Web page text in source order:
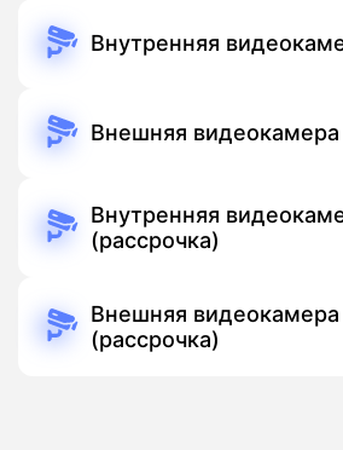
Внутренняя
Подписка
Внешняя
ПодпискаВнутренняя
(рассрочка)
ПодпискаВнешняя видеокамера
(рассрочка)